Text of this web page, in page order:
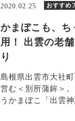
2020.02.25 おすすめ
かまぼこも、ち
用！ 出雲の老
り
島根県出雲市大社
営む＜別所蒲鉾＞
うかまぼこ「出雲